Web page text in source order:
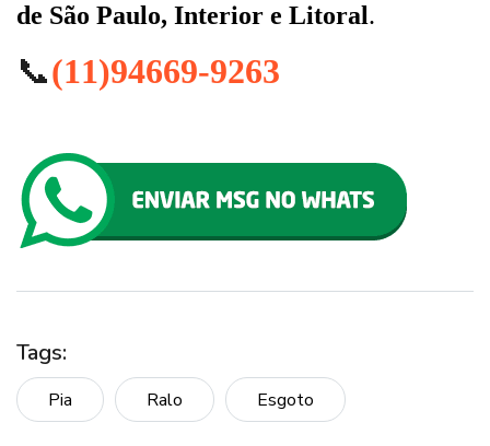
de São Paulo, Interior e Litoral.
📞(11)94669-9263
Tags:
Pia Ralo Esgoto